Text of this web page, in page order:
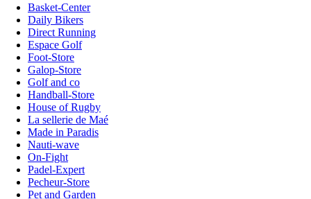
Basket-Center
Daily Bikers
Direct Running
Espace Golf
Foot-Store
Galop-Store
Golf and co
Handball-Store
House of Rugby
La sellerie de Maé
Made in Paradis
Nauti-wave
On-Fight
Padel-Expert
Pecheur-Store
Pet and Garden